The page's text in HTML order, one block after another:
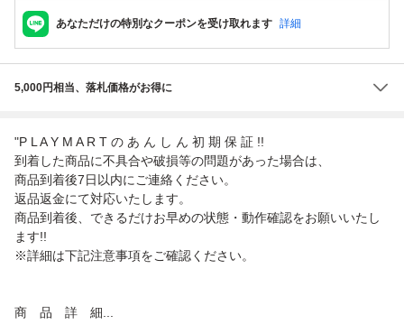
あなただけの特別なクーポンを受け取れます 詳細
5,000円相当、落札価格がお得に
"P L A Y M A R T の あ ん し ん 初 期 保 証 !!
到着した商品に不具合や破損等の問題があった場合は、
商品到着後7日以内にご連絡ください。
返品返金にて対応いたします。
商品到着後、できるだけお早めの状態・動作確認をお願いいたし
ます!!
※詳細は下記注意事項をご確認ください。
商 品 詳 細...